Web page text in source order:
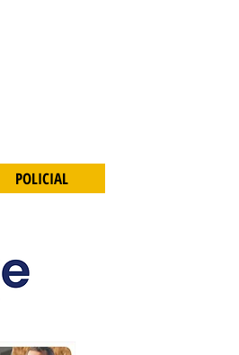
POLICIAL